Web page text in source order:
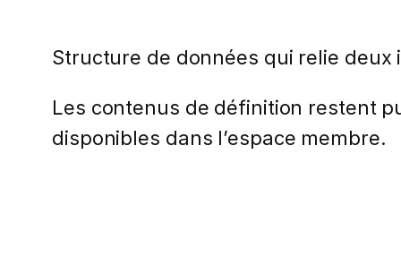
Structure de données qui relie
Les contenus de définition restent
disponibles dans l’espace membre.